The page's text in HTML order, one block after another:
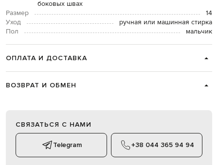
боковых швах
Размер
14
Уход
ручная или машинная стирка
Пол
мальчик
ОПЛАТА И ДОСТАВКА
ВОЗВРАТ И ОБМЕН
СВЯЗАТЬСЯ С НАМИ
Telegram +38 044 365 94 94